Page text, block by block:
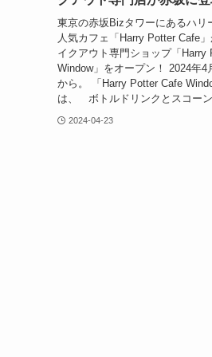
東京の赤坂Bizタワーにあるハリ
人気カフェ「Harry Potter Cafe
イクアウト専門ショップ「Harry
Window」をオープン！ 2024年4
から。 「Harry Potter Cafe
は、 ボトルドリンクとスコーン
2024-04-23